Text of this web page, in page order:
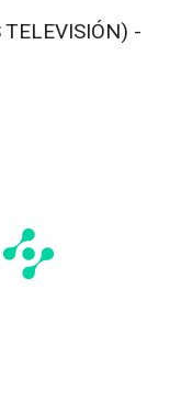
TELEVISIÓN) -